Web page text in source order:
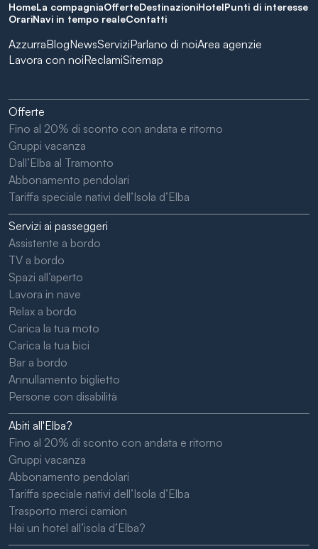
HomeLa compagniaOfferteDestinazioniHotelPunti di interesse
OrariNavi in tempo realeContatti
AzzurraBlogNewsServiziParlano di noiArea agenzie
Lavora con noiReclamiSitemap
Offerte
Fino al 20% di sconto con andata e ritorno
Gruppi vacanza
Dall’Elba al Tramonto
Abbonamento pendolari
Tariffa speciale nativi dell’Isola d’Elba
Servizi ai passeggeri
Assistente a bordo
TV a bordo
Spazi all’aperto
Lavora in nave
Relax a bordo
Carica la tua moto
Carica la tua bici
Bar a bordo
Annullamento biglietto
Persone con disabilità
Abiti all'Elba?
Fino al 20% di sconto con andata e ritorno
Gruppi vacanza
Abbonamento pendolari
Tariffa speciale nativi dell’Isola d’Elba
Trasporto merci camion
Hai un hotel all’isola d’Elba?